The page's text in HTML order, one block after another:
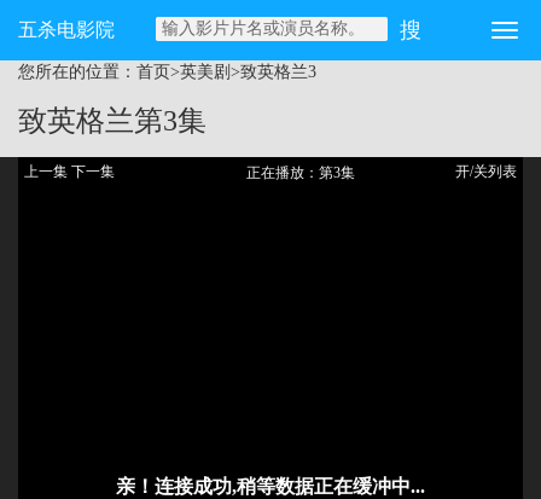
五杀电影院
您所在的位置： 首页>英美剧 >致英格兰3
致英格兰第3集
上一集 下一集 正在播放：第3集 开/关列表